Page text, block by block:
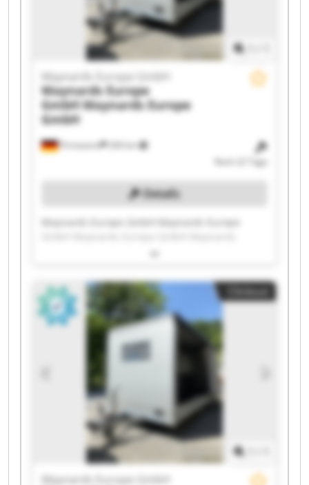
Pirmasens 269 km
Maynards Europe GmbH
Maynards Europe
GmbHMaynards Europe
GmbH
Noch 22 Tage
Details
Maynards Europe GmbH Maynards Europe
Europe GmbH Maynards Europe GmbH
GmbH Maynards Europe GmbH Maynards
Europe GmbH Maynards Europe GmbH
Maynards Europe GmbH Maynards Europe
GmbH Maynards Europe GmbH Maynards
Europe GmbH Maynards Europe GmbH
Maynards Europe GmbH Maynards Europe
GmbH Maynards Europe GmbH Maynards
Europe GmbH Maynards Europe GmbH
Maynards Europe GmbH